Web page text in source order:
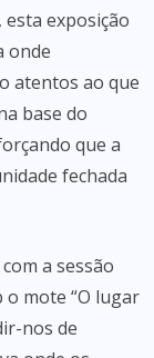
esta exposição
onde
atentos ao que
base do
que a
fechada
a sessão
o mote “O lugar
nos de